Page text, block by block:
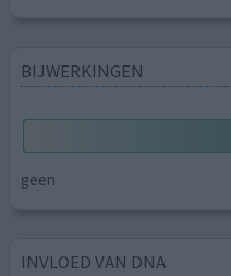
BIJWERKINGEN
geen
INVLOED VAN DNA